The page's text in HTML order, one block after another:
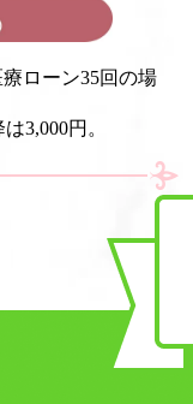
ローン35回の場
3,000円。